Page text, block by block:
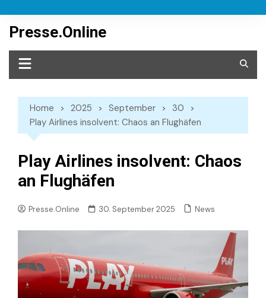
content
Presse.Online
Home 2025 September
30
Play Airlines insolvent: Chaos an Flughäfen
Play Airlines insolvent: Chaos
an Flughäfen
Presse.Online 30. September 2025 News